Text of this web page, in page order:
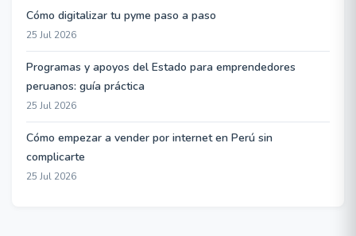
Cómo digitalizar tu pyme paso a paso
25 Jul 2026
Programas y apoyos del Estado para emprendedores
peruanos: guía práctica
25 Jul 2026
Cómo empezar a vender por internet en Perú sin
complicarte
25 Jul 2026